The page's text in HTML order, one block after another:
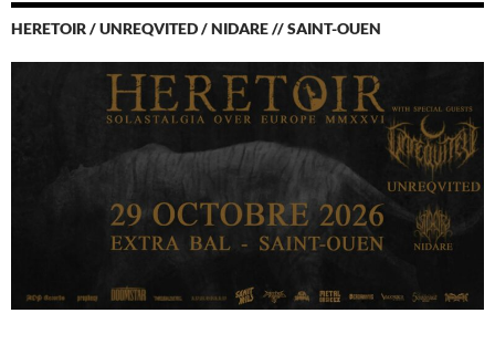
HERETOIR / UNREQVITED / NIDARE // SAINT-OUEN